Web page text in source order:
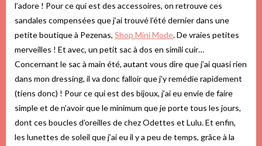
l’adore ! Pour ce qui est des accessoires, on retrouve ces
sandales compensées que j’ai trouvé l’été dernier dans une
petite boutique à Pezenas, Shop Mini Mode. De vraies petites
merveilles ! Et avec, un petit sac à dos en simili cuir…
Concernant le sac à main été, autant vous dire que j’ai quasi rien
dans mon dressing, il va donc falloir que j’y remédie rapidement
(tiens donc) ! Pour ce qui est des bijoux, j’ai eu envie de faire
simple et de n’avoir que le minimum que je porte tous les jours,
dont ces boucles d’oreilles de chez Odettes et Lulu. Et enfin,
les lunettes de soleil que j’ai eu il y a peu de temps, grâce à la